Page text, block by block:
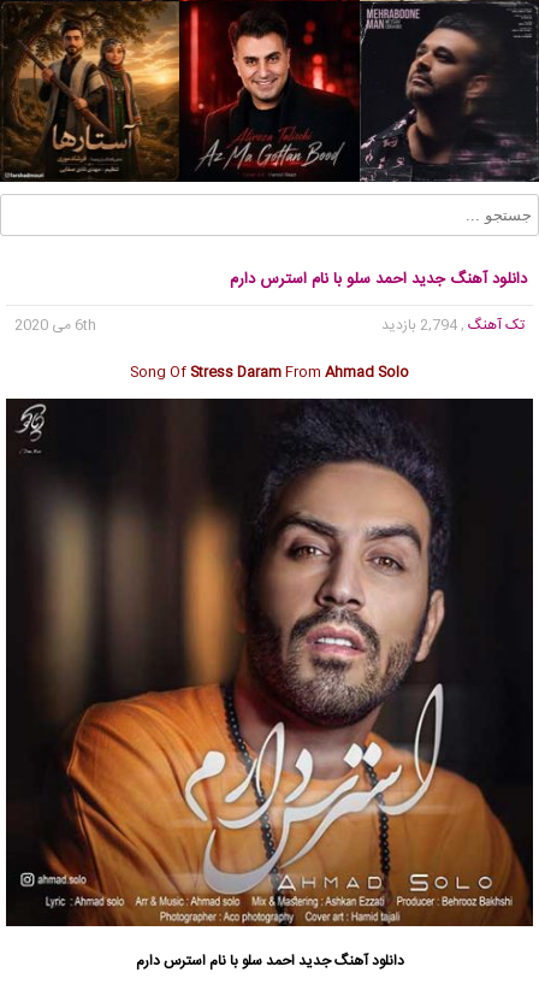
دانلود آهنگ جدید احمد سلو با نام استرس دارم
تک آهنگ , 2,794 بازدید
6th می 2020
Song Of Stress DaramFrom Ahmad Solo
دانلود آهنگ جدیداحمد سلو با نام استرس دارم